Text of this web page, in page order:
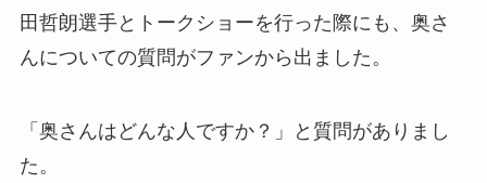
田哲朗選手とトークショーを行った際にも、奥さ
んについての質問がファンから出ました。
「奥さんはどんな人ですか？」と質問がありまし
た。